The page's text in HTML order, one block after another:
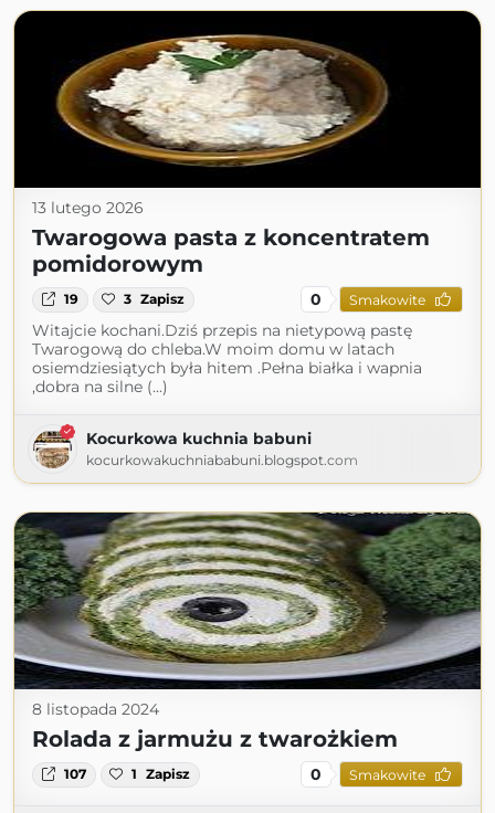
13 lutego 2026
Twarogowa pasta z koncentratem
pomidorowym
19 3 Zapisz 0 Smakowite
Witajcie kochani.Dziś przepis na nietypową pastę
Twarogową do chleba.W moim domu w latach
osiemdziesiątych była hitem .Pełna białka i wapnia
,dobra na silne (...)
Kocurkowa kuchnia babuni
kocurkowakuchniababuni.blogspot.com
8 listopada 2024
Rolada z jarmużu z twarożkiem
107 1 Zapisz 0 Smakowite